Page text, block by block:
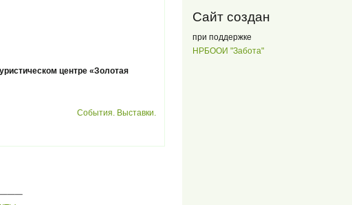
центре «Золотая
События. Выставки.
Сайт создан
при поддержке
НРБООИ "Забота"